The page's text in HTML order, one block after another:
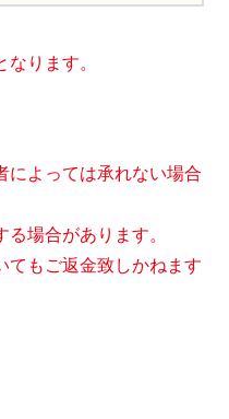
ります。
よっては承れない場合
場合があります。
もご返金致しかねます